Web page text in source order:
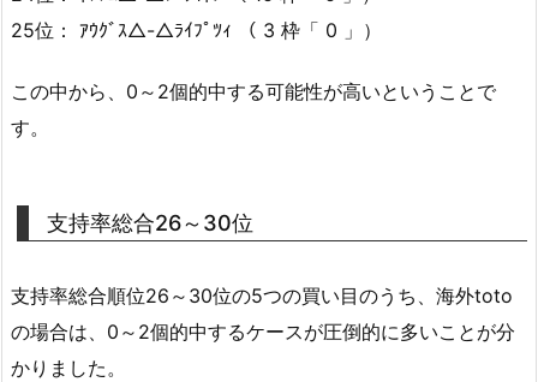
25位： ｱｳｸﾞｽ△-△ﾗｲﾌﾟﾂｨ （ 3 枠「 0 」）
この中から、0～2個的中する可能性が高いということで
す。
支持率総合26～30位
支持率総合順位26～30位の5つの買い目のうち、海外toto
の場合は、0～2個的中するケースが圧倒的に多いことが分
かりました。